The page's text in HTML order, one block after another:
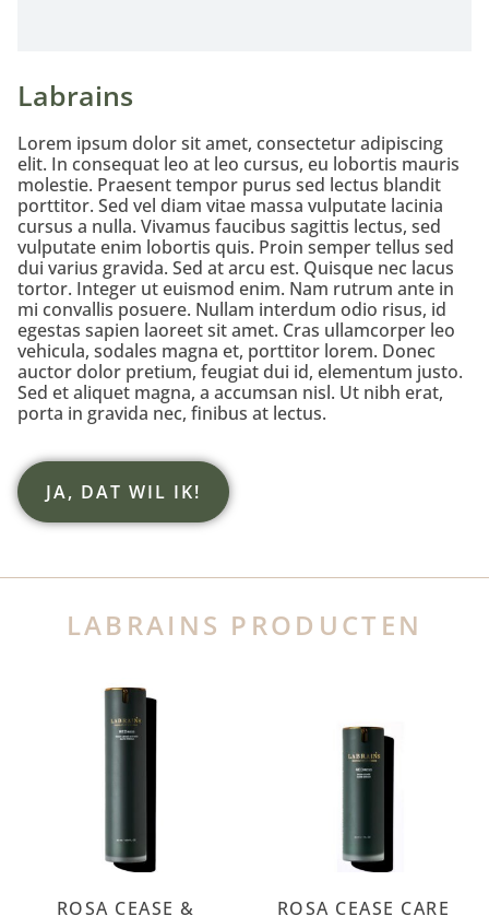
Labrains
Lorem ipsum dolor sit amet, consectetur adipiscing
elit. In consequat leo at leo cursus, eu lobortis mauris
molestie. Praesent tempor purus sed lectus blandit
porttitor. Sed vel diam vitae massa vulputate lacinia
cursus a nulla. Vivamus faucibus sagittis lectus, sed
vulputate enim lobortis quis. Proin semper tellus sed
dui varius gravida. Sed at arcu est. Quisque nec lacus
tortor. Integer ut euismod enim. Nam rutrum ante in
mi convallis posuere. Nullam interdum odio risus, id
egestas sapien laoreet sit amet. Cras ullamcorper leo
vehicula, sodales magna et, porttitor lorem. Donec
auctor dolor pretium, feugiat dui id, elementum justo.
Sed et aliquet magna, a accumsan nisl. Ut nibh erat,
porta in gravida nec, finibus at lectus.
JA, DAT WIL IK!
LABRAINS PRODUCTEN
ROSA CEASE &
ROSA CEASE CARE